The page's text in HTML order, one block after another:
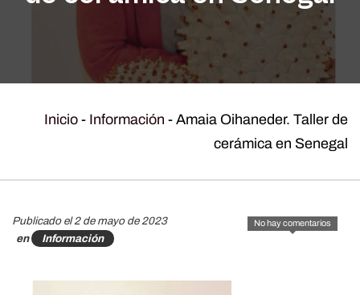
Inicio - Información - Amaia Oihaneder. Taller de
cerámica en Senegal
No hay comentarios
Publicado el 2 de mayo de 2023
en
Información